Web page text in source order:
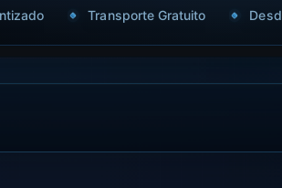
Transporte Gratuito